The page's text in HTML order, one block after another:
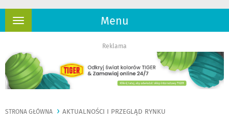
Menu
Rozwiń
Reklama
STRONA GŁÓWNA AKTUALNOŚCI I PRZEGLĄD RYNKU